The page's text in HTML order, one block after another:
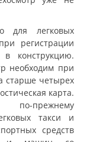
для легковых
регистрации
конструкцию.
необходим при
старше четырех
карта.
по-прежнему
такси и
средств